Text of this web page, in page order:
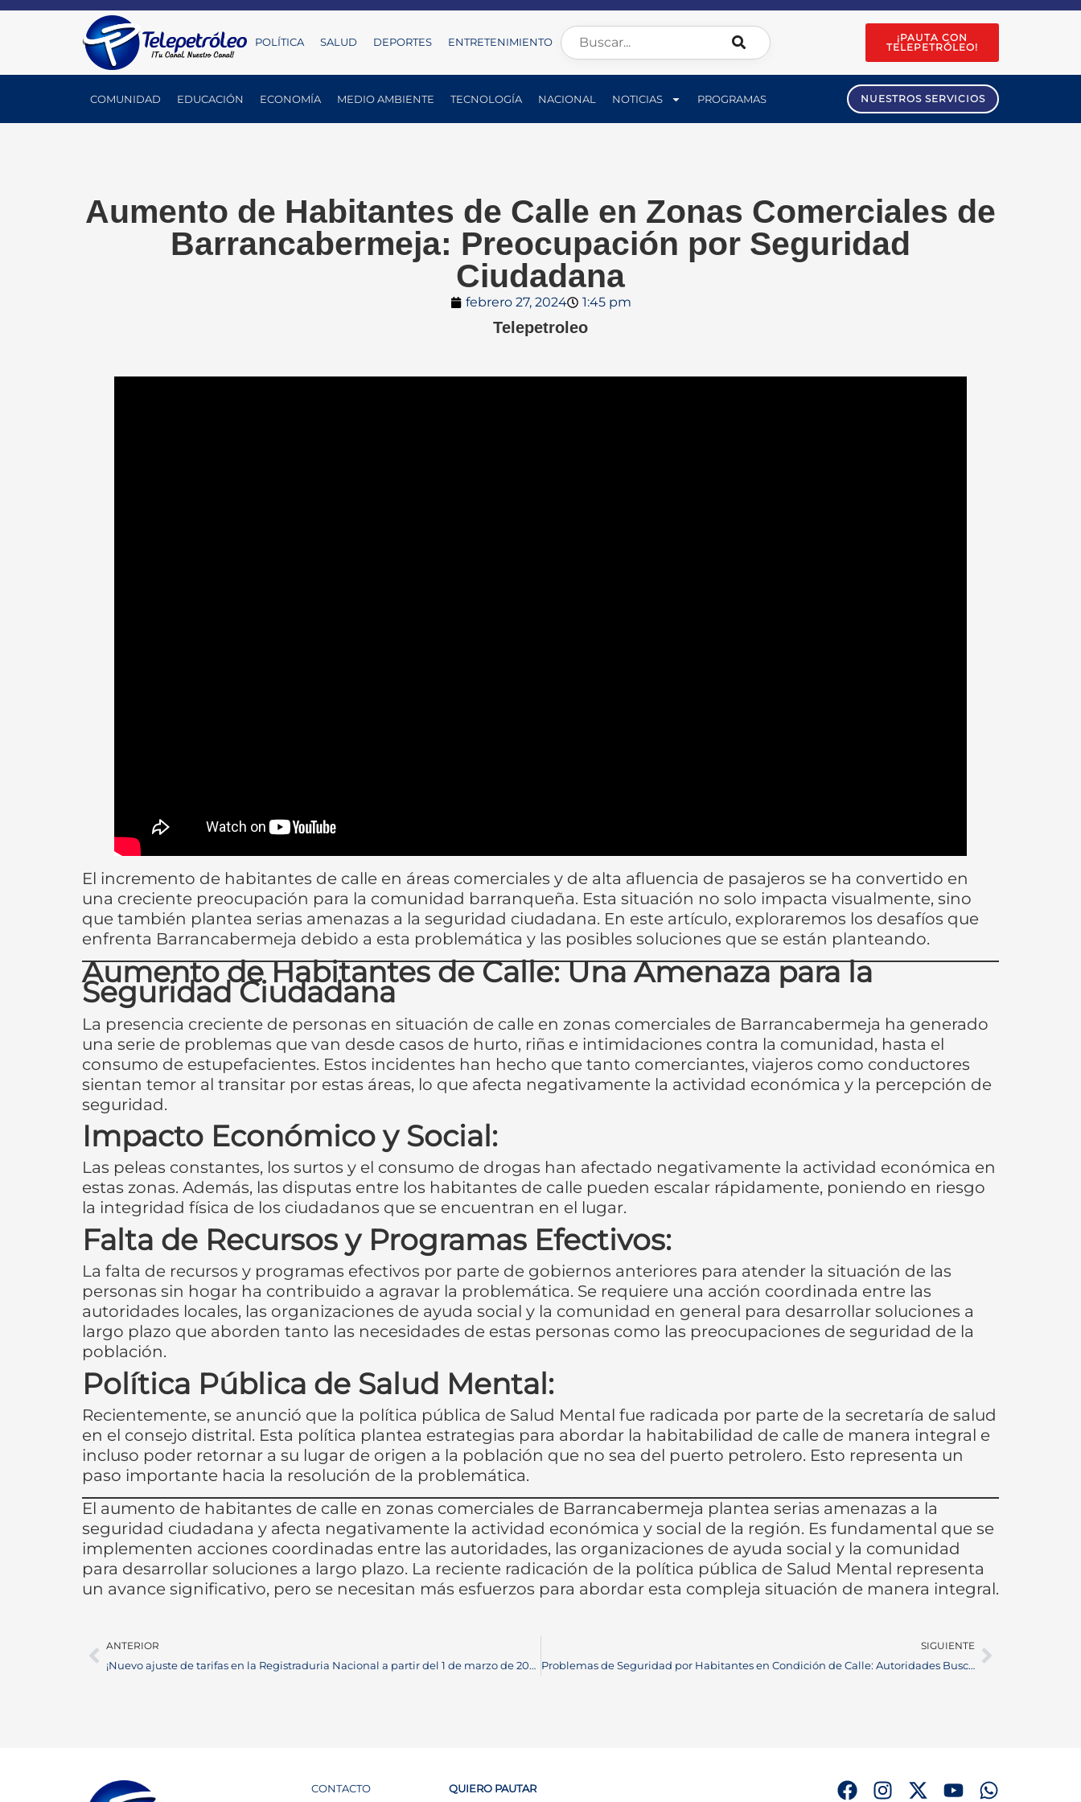
POLÍTICA SALUD DEPORTES ENTRETENIMIENTO
¡PAUTA CON
TELEPETRÓLEO!
COMUNIDAD EDUCACIÓN ECONOMÍA MEDIO AMBIENTE TECNOLOGÍA NACIONAL NOTICIAS PROGRAMAS NUESTROS SERVICIOS
Aumento de Habitantes de Calle en Zonas Comerciales de
Barrancabermeja: Preocupación por Seguridad
Ciudadana
febrero 27, 2024 1:45 pm
Telepetroleo
El incremento de habitantes de calle en áreas comerciales y de alta afluencia de pasajeros se ha convertido en
una creciente preocupación para la comunidad barranqueña. Esta situación no solo impacta visualmente, sino
que también plantea serias amenazas a la seguridad ciudadana. En este artículo, exploraremos los desafíos que
enfrenta Barrancabermeja debido a esta problemática y las posibles soluciones que se están planteando.
Aumento de Habitantes de Calle: Una Amenaza para la
Seguridad Ciudadana
La presencia creciente de personas en situación de calle en zonas comerciales de Barrancabermeja ha generado
una serie de problemas que van desde casos de hurto, riñas e intimidaciones contra la comunidad, hasta el
consumo de estupefacientes. Estos incidentes han hecho que tanto comerciantes, viajeros como conductores
sientan temor al transitar por estas áreas, lo que afecta negativamente la actividad económica y la percepción de
seguridad.
Impacto Económico y Social:
Las peleas constantes, los surtos y el consumo de drogas han afectado negativamente la actividad económica en
estas zonas. Además, las disputas entre los habitantes de calle pueden escalar rápidamente, poniendo en riesgo
la integridad física de los ciudadanos que se encuentran en el lugar.
Falta de Recursos y Programas Efectivos:
La falta de recursos y programas efectivos por parte de gobiernos anteriores para atender la situación de las
personas sin hogar ha contribuido a agravar la problemática. Se requiere una acción coordinada entre las
autoridades locales, las organizaciones de ayuda social y la comunidad en general para desarrollar soluciones a
largo plazo que aborden tanto las necesidades de estas personas como las preocupaciones de seguridad de la
población.
Política Pública de Salud Mental:
Recientemente, se anunció que la política pública de Salud Mental fue radicada por parte de la secretaría de salud
en el consejo distrital. Esta política plantea estrategias para abordar la habitabilidad de calle de manera integral e
incluso poder retornar a su lugar de origen a la población que no sea del puerto petrolero. Esto representa un
paso importante hacia la resolución de la problemática.
El aumento de habitantes de calle en zonas comerciales de Barrancabermeja plantea serias amenazas a la
seguridad ciudadana y afecta negativamente la actividad económica y social de la región. Es fundamental que se
implementen acciones coordinadas entre las autoridades, las organizaciones de ayuda social y la comunidad
para desarrollar soluciones a largo plazo. La reciente radicación de la política pública de Salud Mental representa
un avance significativo, pero se necesitan más esfuerzos para abordar esta compleja situación de manera integral.
ANTERIOR
¡Nuevo ajuste de tarifas en la Registraduria Nacional a partir del 1 de marzo de 2024! ¿Cómo te afecta?
SIGUIENTE
Problemas de Seguridad por Habitantes en Condición de Calle: Autoridades Buscan Soluciones
CONTACTO QUIERO PAUTAR